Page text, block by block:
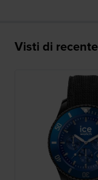
Visti di recente